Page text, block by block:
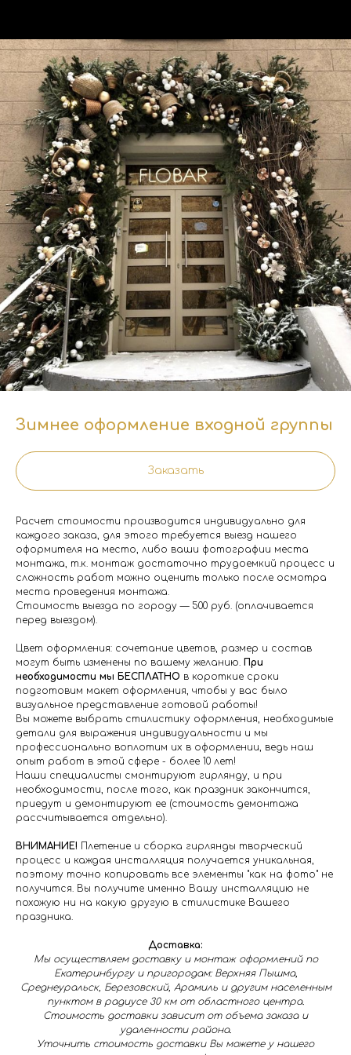
Зимнее оформление входной группы
Заказать
Расчет стоимости производится индивидуально для
каждого заказа, для этого требуется выезд нашего
оформителя на место, либо ваши фотографии места
монтажа, т.к. монтаж достаточно трудоемкий процесс и
сложность работ можно оценить только после осмотра
места проведения монтажа.
Стоимость выезда по городу — 500 руб. (оплачивается
перед выездом).
Цвет оформления: сочетание цветов, размер и состав
могут быть изменены по вашему желанию. При
необходимости мы БЕСПЛАТНО в короткие сроки
подготовим макет оформления, чтобы у вас было
визуальное представление готовой работы!
Вы можете выбрать стилистику оформления, необходимые
детали для выражения индивидуальности и мы
профессионально воплотим их в оформлении, ведь наш
опыт работ в этой сфере - более 10 лет!
Наши специалисты смонтируют гирлянду, и при
необходимости, после того, как праздник закончится,
приедут и демонтируют ее (стоимость демонтажа
рассчитывается отдельно).
ВНИМАНИЕ! Плетение и сборка гирлянды творческий
процесс и каждая инсталляция получается уникальная,
поэтому точно копировать все элементы "как на фото" не
получится. Вы получите именно Вашу инсталляцию не
похожую ни на какую другую в стилистике Вашего
праздника.
Доставка:
Мы осуществляем доставку и монтаж оформлений по
Екатеринбургу и пригородам: Верхняя Пышма,
Среднеуральск, Березовский, Арамиль и другим населенным
пунктом в радиусе 30 км от областного центра.
Стоимость доставки зависит от объема заказа и
удаленности района.
Уточнить стоимость доставки Вы можете у нашего